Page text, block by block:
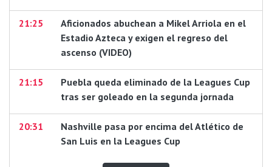
21:25
Aficionados abuchean a Mikel Arriola en el
Estadio Azteca y exigen el regreso del
ascenso (VIDEO)
21:15
Puebla queda eliminado de la Leagues Cup
tras ser goleado en la segunda jornada
20:31
Nashville pasa por encima del Atlético de
San Luis en la Leagues Cup